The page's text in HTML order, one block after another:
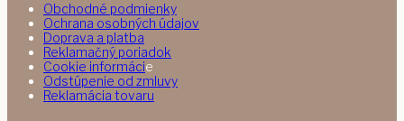
Obchodné podmienky
Ochrana osobných údajov
Doprava a platba
Reklamačný poriadok
Cookie informácie
Odstúpenie od zmluvy
Reklamácia tovaru